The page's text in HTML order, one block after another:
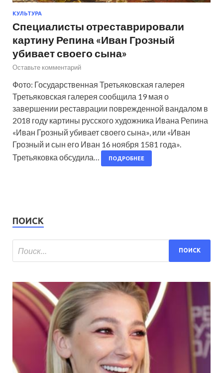
КУЛЬТУРА
Специалисты отреставрировали
картину Репина «Иван Грозный
убивает своего сына»
Оставьте комментарий
Фото: Государственная Третьяковская галерея
Третьяковская галерея сообщила 19 мая о
завершении реставрации поврежденной вандалом в
2018 году картины русского художника Ивана Репина
«Иван Грозный убивает своего сына», или «Иван
Грозный и сын его Иван 16 ноября 1581 года».
Третьяковка обсудила…
ПОДРОБНЕЕ
ПОИСК